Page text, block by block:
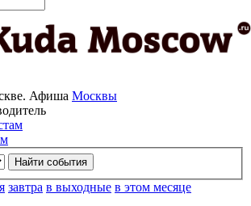
Афиша Москвы
завтра в выходные в этом месяце